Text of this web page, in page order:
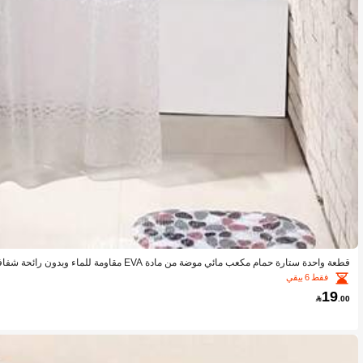
قطعة واحدة ستارة حمام مكعب مائي موضة من مادة EVA مقاومة للماء وبدون رائحة شفافة، خطاطيف ستارة الحمام غير مشمولة
فقط 6 بيقي
19 .00